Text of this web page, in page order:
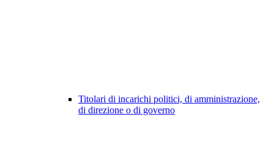
Titolari di incarichi politici, di amministrazione,
di direzione o di governo